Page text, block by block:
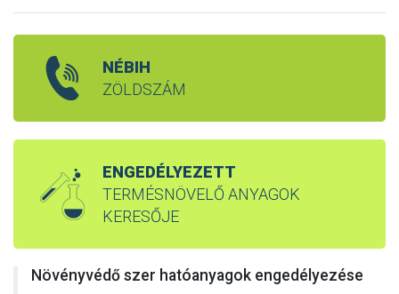
NÉBIH
ZÖLDSZÁM
ENGEDÉLYEZETT
TERMÉSNÖVELŐ ANYAGOK
KERESŐJE
Növényvédő szer hatóanyagok engedélyezése